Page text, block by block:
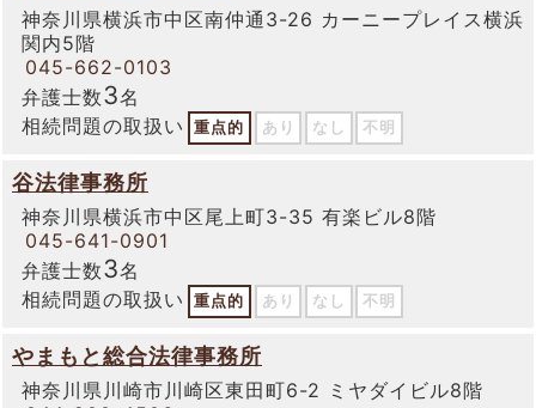
神奈川県横浜市中区南仲通3-26 カーニープレイス横浜
関内5階
045-662-0103
弁護士数3名
相続問題の取扱い
重点的 あり なし 不明
谷法律事務所
神奈川県横浜市中区尾上町3-35 有楽ビル8階
045-641-0901
弁護士数3名
相続問題の取扱い
重点的 あり なし 不明
やまもと総合法律事務所
神奈川県川崎市川崎区東田町6-2 ミヤダイビル8階